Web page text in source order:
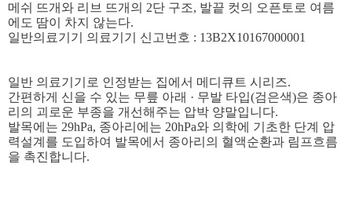
메쉬 뜨개와 리브 뜨개의 2단 구조, 발끝 컷의 오픈토로 여름
에도 땀이 차지 않는다.
일반의료기기 의료기기 신고번호 : 13B2X10167000001
일반 의료기기로 인정받는 집에서 메디큐트 시리즈.
간편하게 신을 수 있는 무릎 아래 · 무발 타입(검은색)은 종아
리의 괴로운 부종을 개선해주는 압박 양말입니다.
발목에는 29hPa, 종아리에는 20hPa와 의학에 기초한 단계 압
력설계를 도입하여 발목에서 종아리의 혈액순환과 림프흐름
을 촉진합니다.